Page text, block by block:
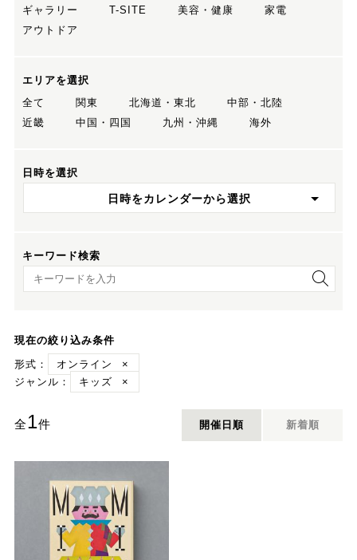
ギャラリー
T-SITE 美容・健康
家電
アウトドア
エリアを選択
全て
関東 北海道・東北
中部・北陸
近畿
中国・四国 九州・沖縄 海外
日時を選択
日時をカレンダーから選択
キーワード検索
キーワード検索
現在の絞り込み条件
形式：
オンライン
×
ジャンル：
キッズ ×
全1件 開催日順 新着順